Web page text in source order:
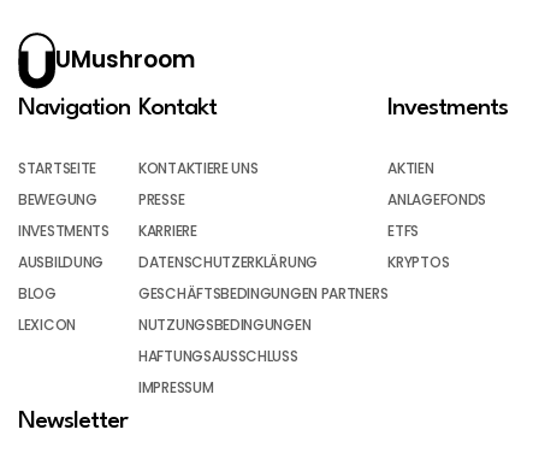
UMushroom
Navigation
STARTSEITE
BEWEGUNG
INVESTMENTS
AUSBILDUNG
BLOG
LEXICON
Kontakt
KONTAKTIERE UNS
PRESSE
KARRIERE
DATENSCHUTZERKLÄRUNG
GESCHÄFTSBEDINGUNGEN PARTNERS
NUTZUNGSBEDINGUNGEN
HAFTUNGSAUSSCHLUSS
IMPRESSUM
Investments
AKTIEN
ANLAGEFONDS
ETFS
KRYPTOS
Newsletter